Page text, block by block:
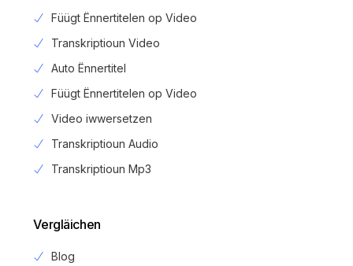
Füügt Ënnertitelen op Video
Transkriptioun Video
Auto Ënnertitel
Füügt Ënnertitelen op Video
Video iwwersetzen
Transkriptioun Audio
Transkriptioun Mp3
Vergläichen
Blog